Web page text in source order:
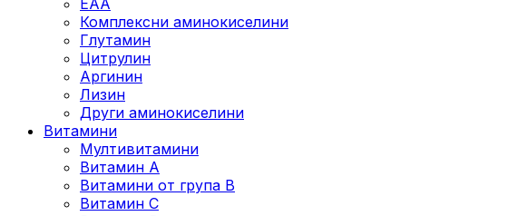
Комплексни аминокиселини
Глутамин
Цитрулин
Аргинин
Лизин
Други аминокиселини
Витамини
Мултивитамини
Витамин А
Витамини от група B
Витамин C